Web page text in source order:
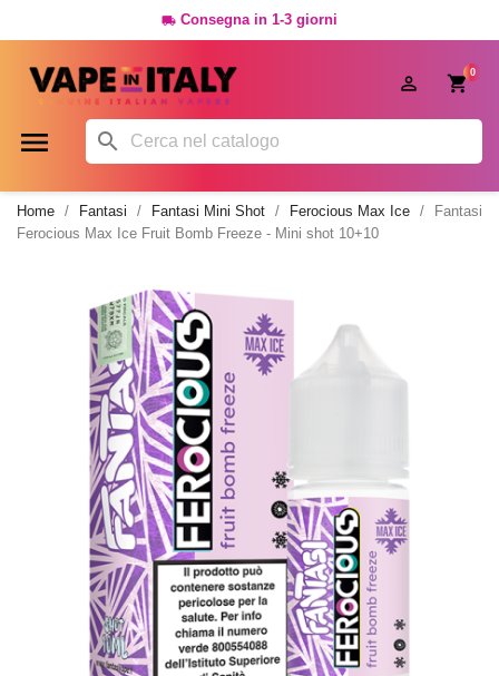
 Consegna in 1-3 giorni
0

 
Home Fantasi Fantasi Mini Shot Ferocious Max Ice
Fantasi
Ferocious Max Ice Fruit Bomb Freeze - Mini shot 10+10